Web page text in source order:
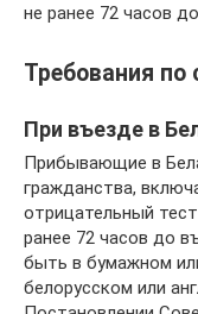
не ранее 72 часов
Требования по
При въезде в
Прибывающие в
гражданства,
отрицательный
ранее 72 часов до
быть в бумажном
белорусском или